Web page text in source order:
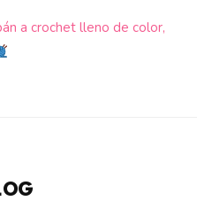
a crochet lleno de color,